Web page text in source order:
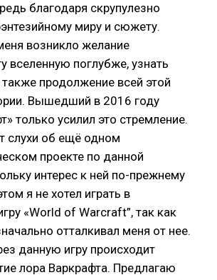
благодаря скрупулезно
миру и сюжету.
возникло желание
вселенную поглубже, узнать
продолжение всей этой
Вышедший в 2016 году
только усилил это стремление.
слухи об ещё одном
проекте по данной
интерес к ней по-прежнему
я не хотел играть в
«World of Warcraft”, так как
отталкивал меня от нее.
данную игру происходит
лора Варкрафта. Предлагаю